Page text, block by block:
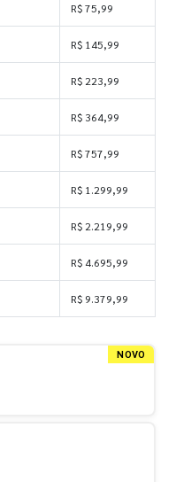
R$ 75,99
R$ 145,99
R$ 223,99
R$ 364,99
R$ 757,99
R$ 1.299,99
R$ 2.219,99
R$ 4.695,99
R$ 9.379,99
NOVO